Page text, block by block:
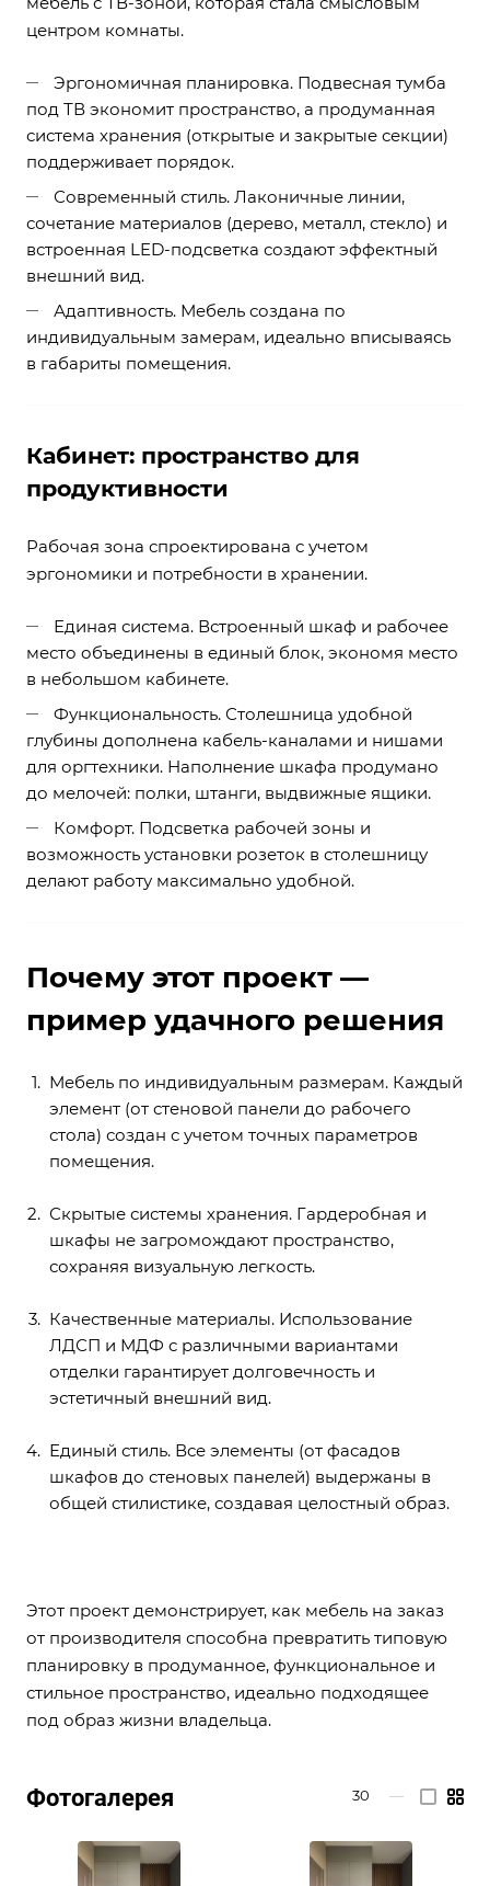
центром комнаты.
Эргономичная планировка. Подвесная тумба
под ТВ экономит пространство, а продуманная
система хранения (открытые и закрытые секции)
поддерживает порядок.
Современный стиль. Лаконичные линии,
сочетание материалов (дерево, металл, стекло) и
встроенная LED-подсветка создают эффектный
внешний вид.
Адаптивность. Мебель создана по
индивидуальным замерам, идеально вписываясь
в габариты помещения.
Кабинет: пространство для
продуктивности
Рабочая зона спроектирована с учетом
эргономики и потребности в хранении.
Единая система. Встроенный шкаф и рабочее
место объединены в единый блок, экономя место
в небольшом кабинете.
Функциональность. Столешница удобной
глубины дополнена кабель-каналами и нишами
для оргтехники. Наполнение шкафа продумано
до мелочей: полки, штанги, выдвижные ящики.
Комфорт. Подсветка рабочей зоны и
возможность установки розеток в столешницу
делают работу максимально удобной.
Почему этот проект —
пример удачного решения
Мебель по индивидуальным размерам. Каждый
элемент (от стеновой панели до рабочего
стола) создан с учетом точных параметров
помещения.
Скрытые системы хранения. Гардеробная и
шкафы не загромождают пространство,
сохраняя визуальную легкость.
Качественные материалы. Использование
ЛДСП и МДФ с различными вариантами
отделки гарантирует долговечность и
эстетичный внешний вид.
Единый стиль. Все элементы (от фасадов
шкафов до стеновых панелей) выдержаны в
общей стилистике, создавая целостный образ.
Этот проект демонстрирует, как мебель на заказ
от производителя способна превратить типовую
планировку в продуманное, функциональное и
стильное пространство, идеально подходящее
под образ жизни владельца.
Фотогалерея 30 —